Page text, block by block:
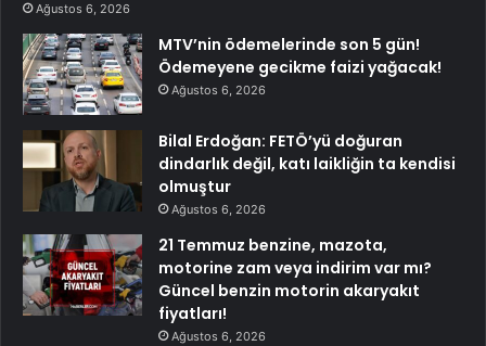
Ağustos 6, 2026
MTV’nin ödemelerinde son 5 gün!
Ödemeyene gecikme faizi yağacak!
Ağustos 6, 2026
Bilal Erdoğan: FETÖ’yü doğuran
dindarlık değil, katı laikliğin ta kendisi
olmuştur
Ağustos 6, 2026
21 Temmuz benzine, mazota,
motorine zam veya indirim var mı?
Güncel benzin motorin akaryakıt
fiyatları!
Ağustos 6, 2026